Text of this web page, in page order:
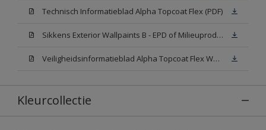
Technisch Informatieblad Alpha Topcoat Flex (PDF)
Sikkens Exterior Wallpaints B - EPD of Milieuproductverklaring
Veiligheidsinformatieblad Alpha Topcoat Flex White W05 (MSDS)
Kleurcollectie